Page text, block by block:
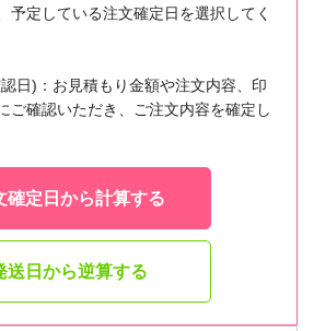
定している注文確定日を選択してく
日)：お見積もり金額や注文内容、印
ご確認いただき、ご注文内容を確定し
確定日から計算する
送日から逆算する